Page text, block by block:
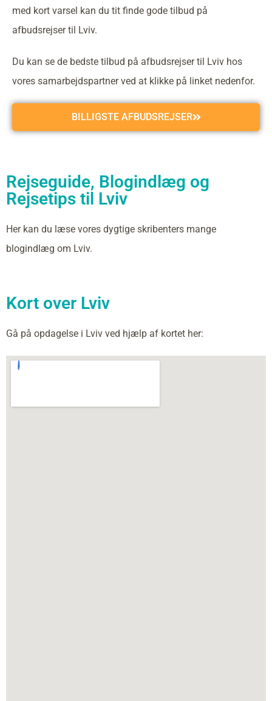
med kort varsel kan du tit finde gode tilbud på
afbudsrejser til Lviv.
Du kan se de bedste tilbud på afbudsrejser til Lviv hos
vores samarbejdspartner ved at klikke på linket nedenfor.
BILLIGSTE AFBUDSREJSER
Rejseguide, Blogindlæg og
Rejsetips til Lviv
Her kan du læse vores dygtige skribenters mange
blogindlæg om Lviv.
Kort over Lviv
Gå på opdagelse i Lviv ved hjælp af kortet her: